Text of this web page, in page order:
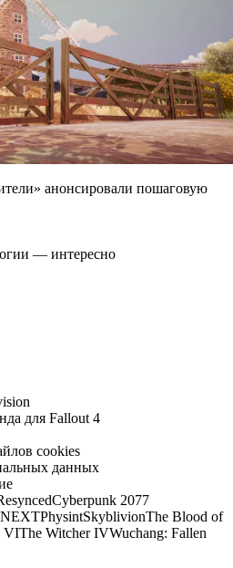
анонсировали пошаговую
— интересно
для Fallout 4
cookies
данных
Cyberpunk 2077
NEXTPhysintSkyblivionThe Blood of
VIThe Witcher IVWuchang: Fallen